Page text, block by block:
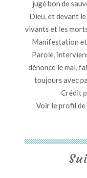
jugé bon de
Dieu, et devant
vivants et les
Manifestation et
Parole,
dénonce le mal,
toujours avec
Crédit
Voir le profil de